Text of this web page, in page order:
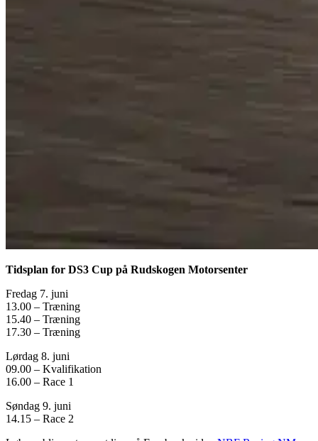
Tidsplan for DS3 Cup på Rudskogen Motorsenter
Fredag 7. juni
13.00 – Træning
15.40 – Træning
17.30 – Træning
Lørdag 8. juni
09.00 – Kvalifikation
16.00 – Race 1
Søndag 9. juni
14.15 – Race 2